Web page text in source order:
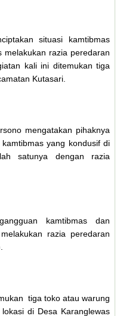
situasi kamtibmas
melakukan razia peredaran
kali ini ditemukan tiga
Kutasari.
mengatakan pihaknya
yang kondusif di
satunya dengan razia
kamtibmas dan
razia peredaran
tiga toko atau warung
di Desa Karanglewas